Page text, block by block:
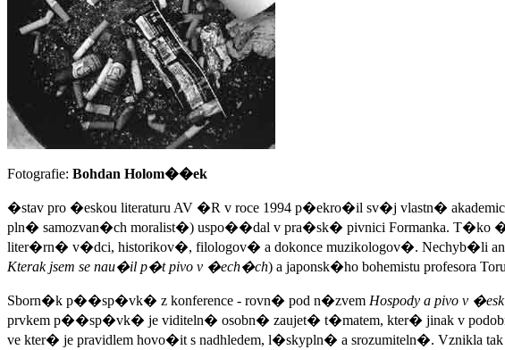
Fotografie: Bohdan Holom��ek
�stav pro �eskou literaturu AV �R v roce 1994 p�ekro�il sv�j vlastn�
pln� samozvan�ch moralist�) uspo��dal v pra�sk� pivnici Formanka.
liter�rn� v�dci, historikov�, filologov� a dokonce muzikologov�. Nechyb�li
Kterak jsem se nau�il p�t pivo v �ech�ch) a japonsk�ho bohemistu profesora
Sborn�k p��sp�vk� z konference - rovn� pod n�zvem Hospody a pivo v
prvkem p��sp�vk� je viditeln� osobn� zaujet� t�matem, kter� jinak v
ve kter� je pravidlem hovo�it s nadhledem, l�skypln� a srozumiteln�.